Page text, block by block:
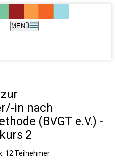
MENÜ
in nach
(BVGT e.V.) -
2
12 Teilnehmer